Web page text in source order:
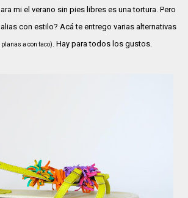
mi el verano sin pies libres es una tortura. Pero
con estilo? Acá te entrego varias alternativas
planas a con taco) . Hay para todos los gustos.